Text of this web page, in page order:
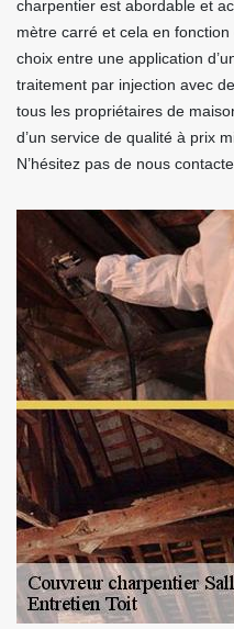
charpentier est abordable et
mètre carré et cela en
choix entre une application
traitement par injection avec
tous les propriétaires de
d’un service de qualité à prix
N’hésitez pas de nous